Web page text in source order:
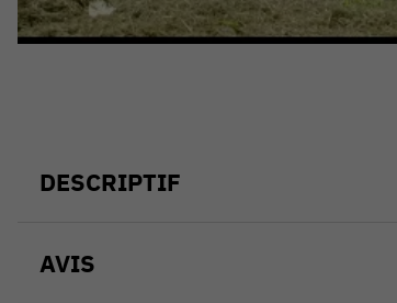
DESCRIPTIF
AVIS